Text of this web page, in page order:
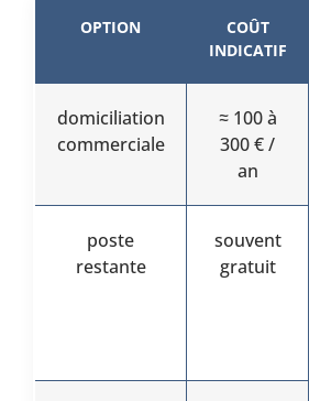
OPTION
COÛT
INDICATIF
domiciliation
commerciale
≈ 100 à
300 € /
an
poste
restante
souvent
gratuit